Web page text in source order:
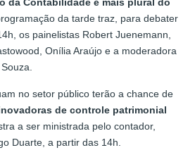
da tarde traz, para debater
os painelistas Robert Juenemann,
Onília Araújo e a moderadora
no setor público terão a chance de
de controle patrimonial
a ser ministrada pelo contador,
Duarte, a partir das 14h.